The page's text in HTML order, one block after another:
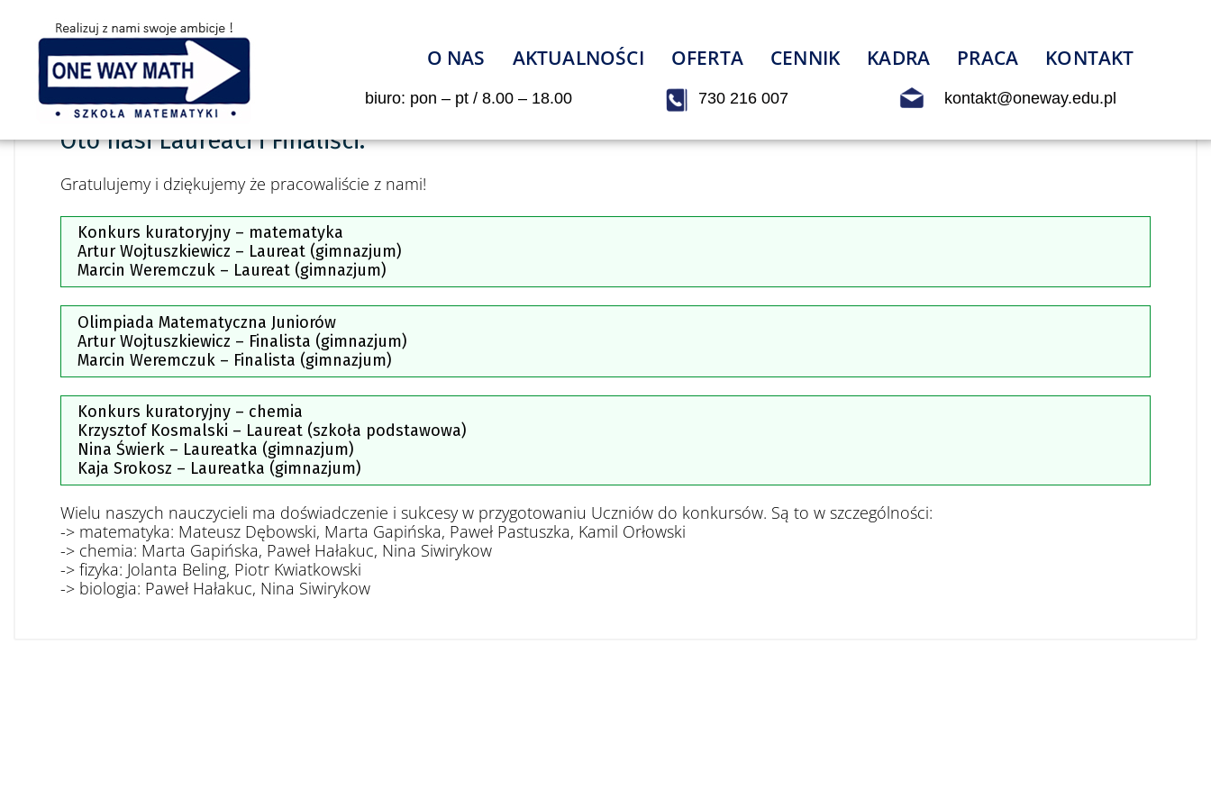
O NAS AKTUALNOŚCI OFERTA CENNIK KADRA PRACA KONTAKT
biuro: pon – pt / 8.00 – 18.00 730 216 007 kontakt@oneway.edu.pl
15 KWIETNIA 2019
Oto nasi Laureaci i Finaliści.
Gratulujemy i dziękujemy że pracowaliście z nami!
Konkurs kuratoryjny – matematyka
Artur Wojtuszkiewicz – Laureat (gimnazjum)
Marcin Weremczuk – Laureat (gimnazjum)
Olimpiada Matematyczna Juniorów
Artur Wojtuszkiewicz – Finalista (gimnazjum)
Marcin Weremczuk – Finalista (gimnazjum)
Konkurs kuratoryjny – chemia
Krzysztof Kosmalski – Laureat (szkoła podstawowa)
Nina Świerk – Laureatka (gimnazjum)
Kaja Srokosz – Laureatka (gimnazjum)
Wielu naszych nauczycieli ma doświadczenie i sukcesy w przygotowaniu Uczniów do konkursów. Są to w szczególności:
-> matematyka: Mateusz Dębowski, Marta Gapińska, Paweł Pastuszka, Kamil Orłowski
-> chemia: Marta Gapińska, Paweł Hałakuc, Nina Siwirykow
-> fizyka: Jolanta Beling, Piotr Kwiatkowski
-> biologia: Paweł Hałakuc, Nina Siwirykow